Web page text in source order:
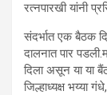
रत्नपारखी यांनी
संदर्भात एक बैठक
दालनात पार
दिला असून या या
जिल्हाध्यक्ष भय्या